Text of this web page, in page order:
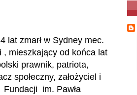
lat zmarł w Sydney mec.
mieszkający od końca lat
prawnik, patriota,
społeczny, założyciel i
Fundacji im. Pawła